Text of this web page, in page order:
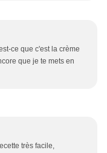
ce que c'est la crème
que je te mets en
très facile,